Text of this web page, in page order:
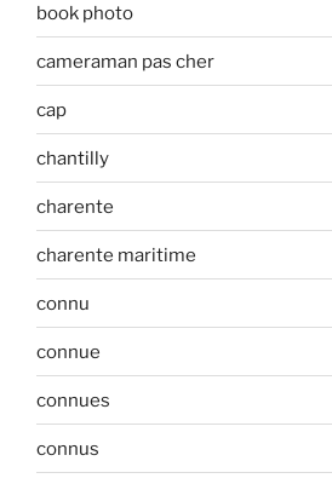
book photo
cameraman pas cher
cap
chantilly
charente
charente maritime
connu
connue
connues
connus